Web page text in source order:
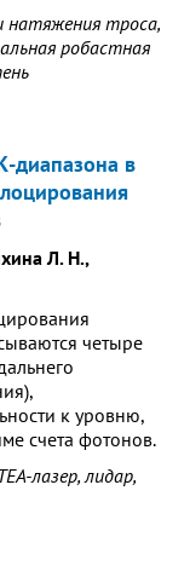
натяжения троса,
робастная
диапазона в
Л. Н.,
четыре
к уровню,
счета фотонов.
лазер, лидар,